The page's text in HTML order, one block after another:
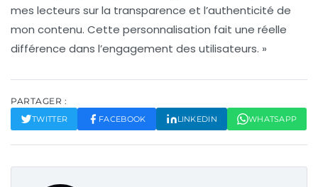
mes lecteurs sur la transparence et l’authenticité de
mon contenu. Cette personnalisation fait une réelle
différence dans l’engagement des utilisateurs. »
PARTAGER :
TWITTER FACEBOOK LINKEDIN WHATSAPP